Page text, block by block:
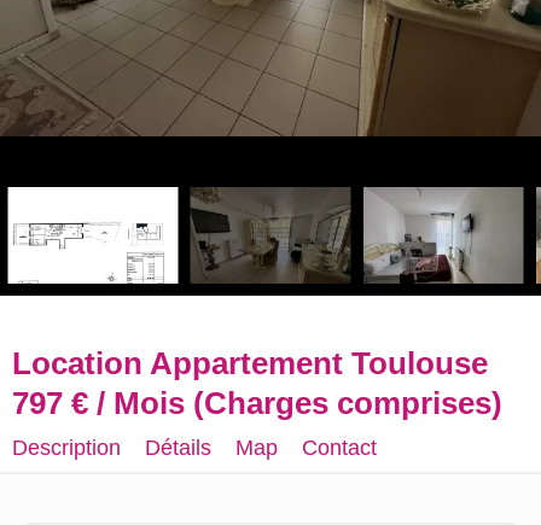
Location Appartement Toulouse
797 € / Mois (Charges comprises)
Description Détails Map Contact